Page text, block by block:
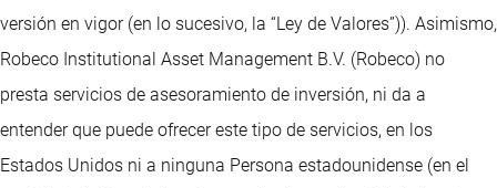
versión en vigor (en lo sucesivo, la “Ley de Valores”)). Asimismo,
Robeco Institutional Asset Management B.V. (Robeco) no
presta servicios de asesoramiento de inversión, ni da a
entender que puede ofrecer este tipo de servicios, en los
Estados Unidos ni a ninguna Persona estadounidense (en el